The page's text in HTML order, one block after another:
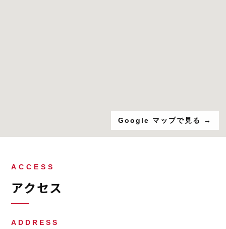
Google マップで見る →
ACCESS
アクセス
ADDRESS